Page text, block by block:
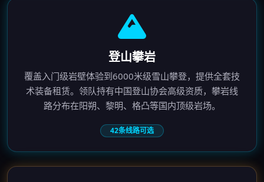
登山攀岩
覆盖入门级岩壁体验到6000米级雪山攀登，提供全套技
术装备租赁。领队持有中国登山协会高级资质，攀岩线
路分布在阳朔、黎明、格凸等国内顶级岩场。
42条线路可选